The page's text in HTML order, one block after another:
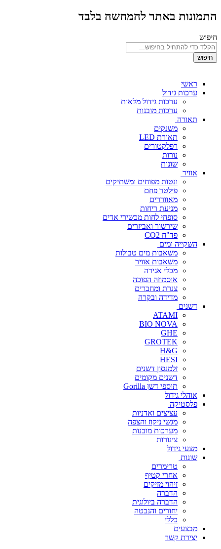
התמונות באתר להמחשה בלבד
חיפוש
חיפוש
ראשי
ערכות גידול
ערכות גידול מלאות
ערכות מובנות
תאורה
משנקים
תאורת LED
רפלקטורים
נורות
שונות
אוויר
ונטות מפוחים ומשתיקים
פילטר פחם
מאווררים
מניעת ריחות
סופחי לחות מכשירי אדים
שירשור ואביזרים
פד"ח CO2
השקייה ומים
משאבות מים טבולות
משאבות אוויר
מכלי אגירה
אוסמוזה הפוכה
צנרת ומחברים
מדידה ובקרה
דשנים
ATAMI
BIO NOVA
GHE
GROTEK
H&G
HESI
זלמנסון דשנים
דשנים מקומים
תוספי דשן Gorilla
אוהלי גידול
פלסטיקה
עציצים ואדניות
מגשי ניקוז והצפה
מערכות מובנות
צינורות
מצעי גידול
שונות
טרימרים
אחרי קטיף
זיהוי מזיקים
הדברה
הדברה ביולוגית
יחורים והנבטה
כללי
מבצעים
יצירת קשר